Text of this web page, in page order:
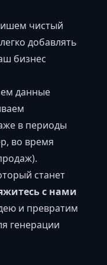
чистый
добавлять
бизнес
данные
в периоды
во время
станет
с нами
и превратим
генерации